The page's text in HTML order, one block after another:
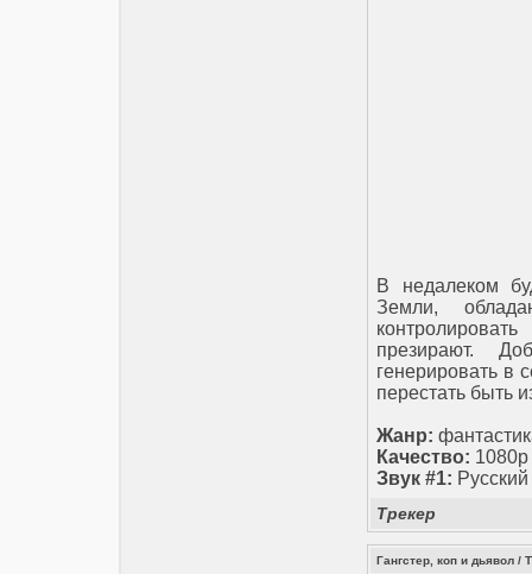
В недалеком
Земли,
презирают.
генерировать в
перестать быть
Жанр:
Качество:
Звук #1:
Трекер
Гангстер, коп и дьявол /